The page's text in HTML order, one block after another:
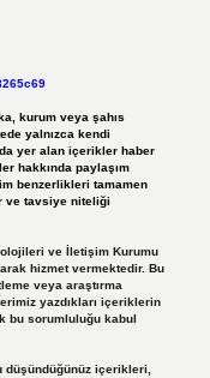
kurum veya şahıs
yalnızca kendi
yer alan içerikler haber
hakkında paylaşım
benzerlikleri tamamen
ve tavsiye niteliği
ve İletişim Kurumu
hizmet vermektedir. Bu
veya araştırma
yazdıkları içeriklerin
bu sorumluluğu kabul
düşündüğünüz içerikleri,